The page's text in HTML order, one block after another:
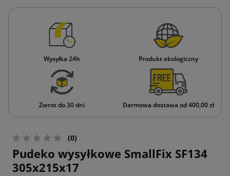
Wysyłka 24h Produkt ekologiczny
Zwrot do 30 dni Darmowa dostawa od 400,00 zł
(0)
Pudeko wysyłkowe SmallFix SF134
305x215x17